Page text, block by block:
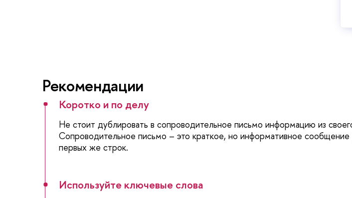
Рекомендации
Коротко и по делу
Не стоит дублировать в сопроводительное письмо информацию из
Сопроводительное письмо – это краткое, но информативное
первых же строк.
Используйте ключевые слова